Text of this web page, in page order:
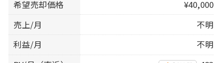
希望売却価格
¥40,000
売上/月
不明
利益/月
不明